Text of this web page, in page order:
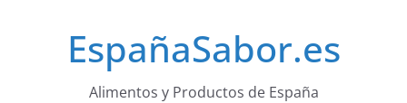
EspañaSabor.es
Alimentos y Productos de España